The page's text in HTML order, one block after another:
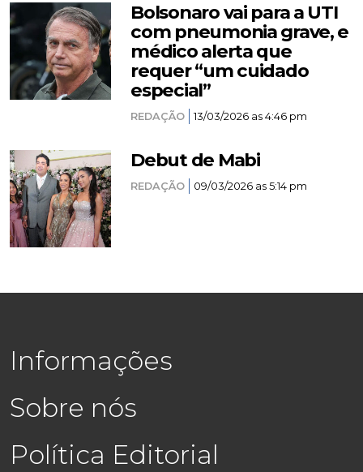
Bolsonaro vai para a UTI
com pneumonia grave, e
médico alerta que
requer “um cuidado
especial”
REDAÇÃO 13/03/2026 as 4:46 pm
Debut de Mabi
REDAÇÃO 09/03/2026 as 5:14 pm
Informações
Sobre nós
Política Editorial